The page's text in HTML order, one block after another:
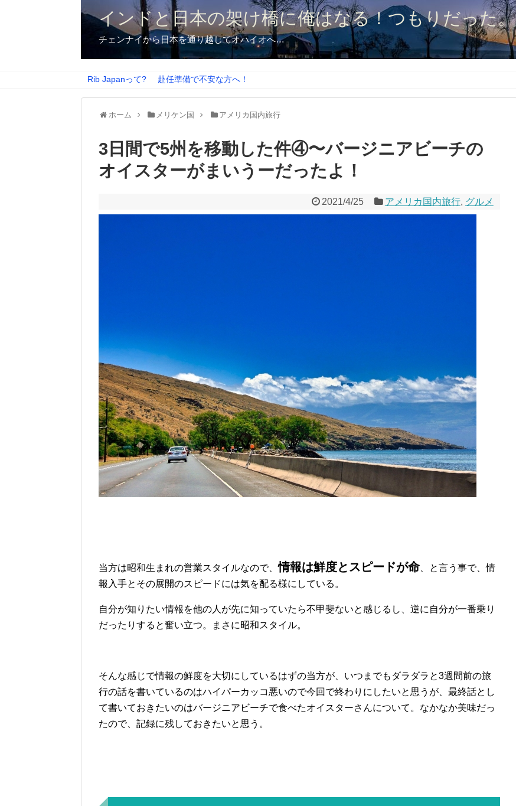
インドと日本の架け橋に俺はなる！つもりだった。
チェンナイから日本を通り越してオハイオへ…
Rib Japanって? 赴任準備で不安な方へ！
ホーム メリケン国 アメリカ国内旅行
3日間で5州を移動した件④〜バージニアビーチの
オイスターがまいうーだったよ！
2021/4/25 アメリカ国内旅行, グルメ
当方は昭和生まれの営業スタイルなので、情報は鮮度とスピードが命、と言う事で、情
報入手とその展開のスピードには気を配る様にしている。
自分が知りたい情報を他の人が先に知っていたら不甲斐ないと感じるし、逆に自分が一番乗り
だったりすると奮い立つ。まさに昭和スタイル。
そんな感じで情報の鮮度を大切にしているはずの当方が、いつまでもダラダラと3週間前の旅
行の話を書いているのはハイパーカッコ悪いので今回で終わりにしたいと思うが、最終話とし
て書いておきたいのはバージニアビーチで食べたオイスターさんについて。なかなか美味だっ
たので、記録に残しておきたいと思う。